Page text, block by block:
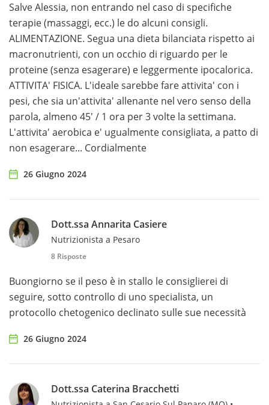
Salve Alessia, non entrando nel caso di specifiche
terapie (massaggi, ecc.) le do alcuni consigli.
ALIMENTAZIONE. Segua una dieta bilanciata rispetto ai
macronutrienti, con un occhio di riguardo per le
proteine (senza esagerare) e leggermente ipocalorica.
ATTIVITA' FISICA. L'ideale sarebbe fare attivita' con i
pesi, che sia un'attivita' allenante nel vero senso della
parola, almeno 45' / 1 ora per 3 volte la settimana.
L'attivita' aerobica e' ugualmente consigliata, a patto di
non esagerare... Cordialmente
26 Giugno 2024
Dott.ssa Annarita Casiere
Nutrizionista a Pesaro
8 Risposte
Buongiorno se il peso è in stallo le consiglierei di
seguire, sotto controllo di uno specialista, un
protocollo chetogenico declinato sulle sue necessità
26 Giugno 2024
Dott.ssa Caterina Bracchetti